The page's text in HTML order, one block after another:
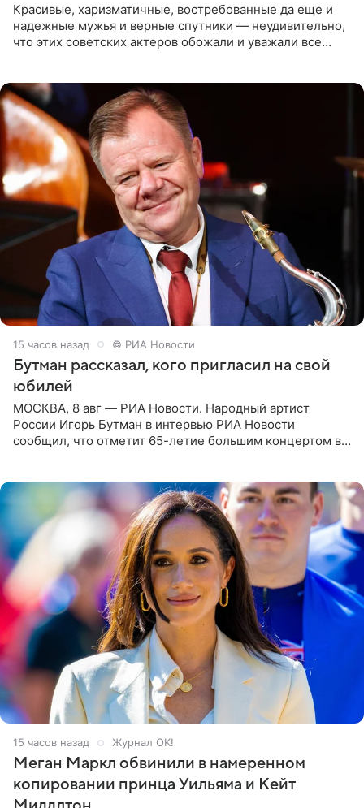
Красивые, харизматичные, востребованные да еще и
надежные мужья и верные спутники — неудивительно,
что этих советских актеров обожали и уважали все
15 часов назад © РИА Новости
Бутман рассказал, кого пригласил на свой
юбилей
МОСКВА, 8 авг — РИА Новости. Народный артист
России Игорь Бутман в интервью РИА Новости
сообщил, что отметит 65-летие большим концертом в
15 часов назад Журнал OK!
Меган Маркл обвинили в намеренном
копировании принца Уильяма и Кейт